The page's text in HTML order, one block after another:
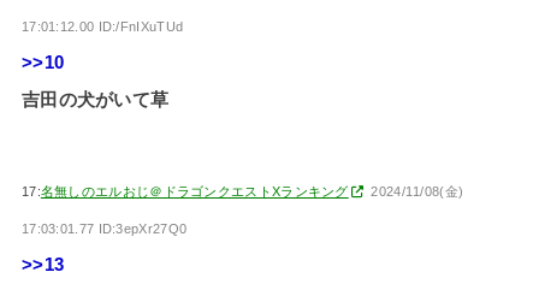
17:01:12.00 ID:/FnIXuTUd
>>10
吉田の犬がいて草
17:名無しのエルおじ＠ドラゴンクエストXランキング 2024/11/08(金)
17:03:01.77 ID:3epXr27Q0
>>13